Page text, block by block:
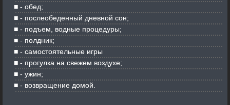
- обед;
- послеобеденный дневной сон;
- подъем, водные процедуры;
- полдник;
- самостоятельные игры
- прогулка на свежем воздухе;
- ужин;
- возвращение домой.